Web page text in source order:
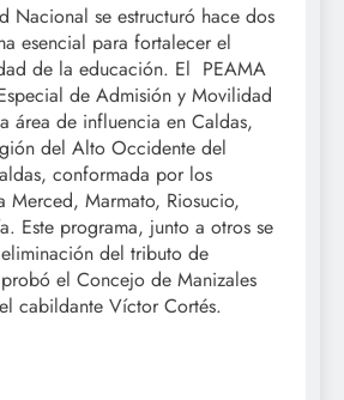
Nacional se estructuró hace dos
esencial para fortalecer el
de la educación. El PEAMA
de Admisión y Movilidad
área de influencia en Caldas,
del Alto Occidente del
conformada por los
Merced, Marmato, Riosucio,
Este programa, junto a otros se
del tributo de
el Concejo de Manizales
cabildante Víctor Cortés.